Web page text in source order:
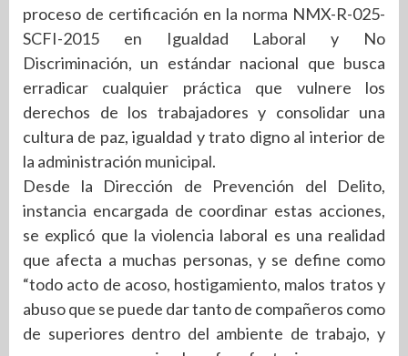
proceso de certificación en la norma NMX-R-025-
SCFI-2015 en Igualdad Laboral y No
Discriminación, un estándar nacional que busca
erradicar cualquier práctica que vulnere los
derechos de los trabajadores y consolidar una
cultura de paz, igualdad y trato digno al interior de
la administración municipal.
Desde la Dirección de Prevención del Delito,
instancia encargada de coordinar estas acciones,
se explicó que la violencia laboral es una realidad
que afecta a muchas personas, y se define como
“todo acto de acoso, hostigamiento, malos tratos y
abuso que se puede dar tanto de compañeros como
de superiores dentro del ambiente de trabajo, y